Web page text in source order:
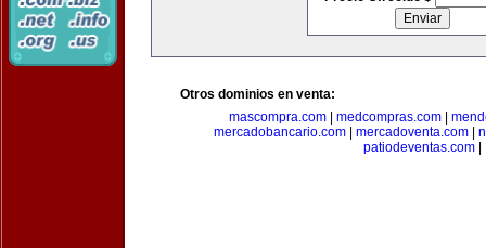
Otros dominios en venta:
mascompra.com| medcompras.com|
mercadobancario.com| mercadoventa.com|
patiodeventas.com|